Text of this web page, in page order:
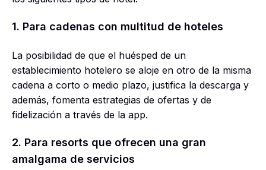
1. Para cadenas con multitud de hoteles
La posibilidad de que el huésped de un
establecimiento hotelero se aloje en otro de la misma
cadena a corto o medio plazo, justifica la descarga y
además, fomenta estrategias de ofertas y de
fidelización a través de la app.
2. Para resorts que ofrecen una gran
amalgama de servicios